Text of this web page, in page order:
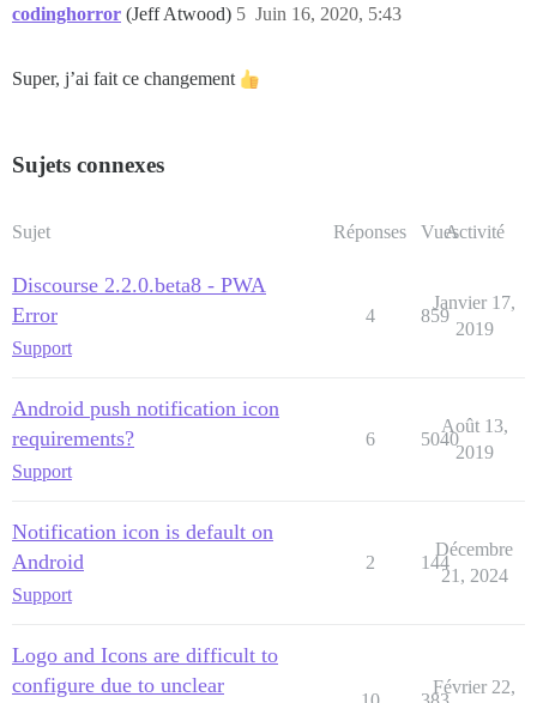
codinghorror (Jeff Atwood) Juin 16, 2020, 5:43
5
Super, j’ai fait ce changement
Sujets connexes
Sujet Réponses VuesActivité
Discourse 2.2.0.beta8 - PWA
Error
Support
4 859
Janvier 17,
2019
Android push notification icon
requirements?
Support
6 5040
Août 13,
2019
Notification icon is default on
Android
Support
2 144
Décembre
21, 2024
Logo and Icons are difficult to
configure due to unclear
Février 22,